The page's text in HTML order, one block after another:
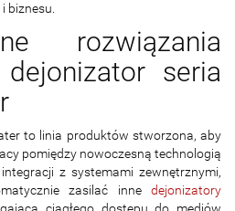
biznesu.
rozwiązania
seria
to linia produktów stworzona, aby
pomiędzy nowoczesną technologią
z systemami zewnętrznymi,
zasilać inne dejonizatory